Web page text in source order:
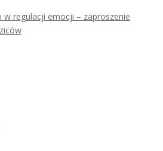
w regulacji emocji – zaproszenie